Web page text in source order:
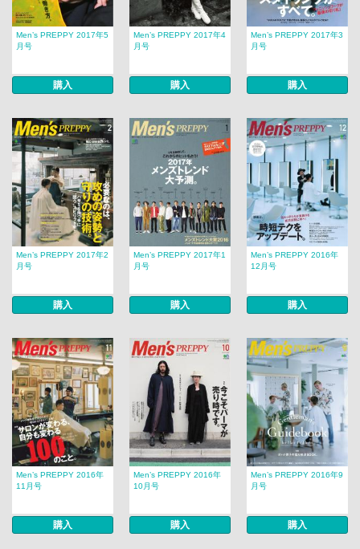
Men’s PREPPY 2017年5
月号
購入
Men’s PREPPY 2017年4
月号
購入
Men’s PREPPY 2017年3
月号
購入
Men’s PREPPY 2017年2
月号
購入
Men’s PREPPY 2017年1
月号
購入
Men’s PREPPY 2016年
12月号
購入
Men’s PREPPY 2016年
11月号
購入
Men’s PREPPY 2016年
10月号
購入
Men’s PREPPY 2016年9
月号
購入